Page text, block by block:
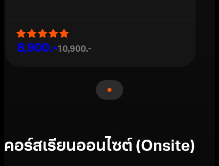
8,900.-10,900.-
คอร์สเรียนออนไซต์ (Onsite)